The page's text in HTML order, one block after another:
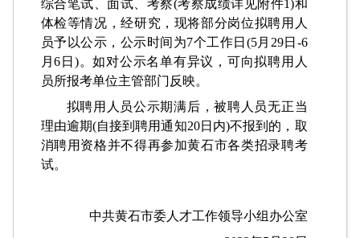
综合笔试、面试、考察(考察成绩详见附件1)和
体检等情况，经研究，现将部分岗位拟聘用人
员予以公示，公示时间为7个工作日(5月29日-6
月6日)。如对公示名单有异议，可向拟聘用人
员所报考单位主管部门反映。
拟聘用人员公示期满后，被聘人员无正当
理由逾期(自接到聘用通知20日内)不报到的，取
消聘用资格并不得再参加黄石市各类招录聘考
试。
中共黄石市委人才工作领导小组办公室